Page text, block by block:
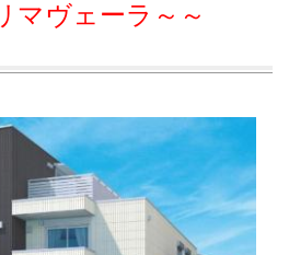
マヴェーラ～～